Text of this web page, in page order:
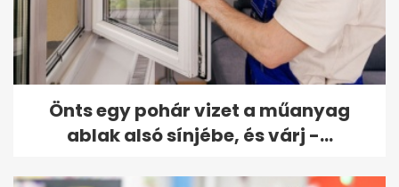
Önts egy pohár vizet a műanyag
ablak alsó sínjébe, és várj -...